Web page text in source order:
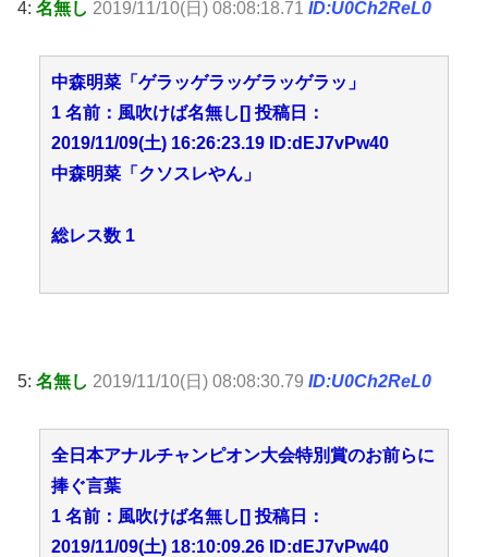
4: 名無し 2019/11/10(日) 08:08:18.71 ID:U0Ch2ReL0
中森明菜「ゲラッゲラッゲラッゲラッ」
1 名前：風吹けば名無し[] 投稿日：
2019/11/09(土) 16:26:23.19 ID:dEJ7vPw40
中森明菜「クソスレやん」
総レス数 1
5: 名無し 2019/11/10(日) 08:08:30.79 ID:U0Ch2ReL0
全日本アナルチャンピオン大会特別賞のお前らに
捧ぐ言葉
1 名前：風吹けば名無し[] 投稿日：
2019/11/09(土) 18:10:09.26 ID:dEJ7vPw40